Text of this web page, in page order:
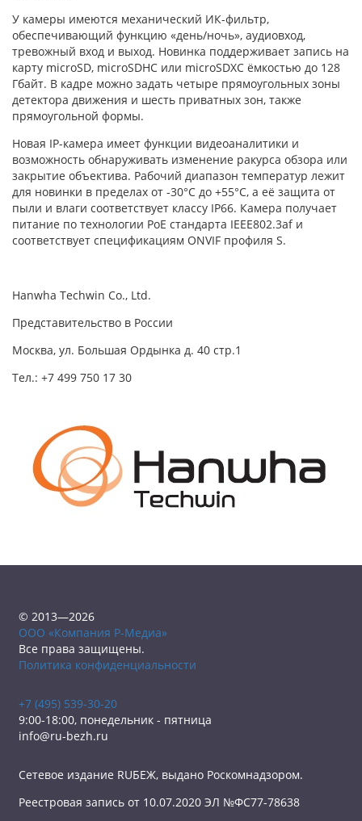
У камеры имеются механический ИК-фильтр,
обеспечивающий функцию «день/ночь», аудиовход,
тревожный вход и выход. Новинка поддерживает запись на
карту microSD, microSDHC или microSDXC ёмкостью до 128
Гбайт. В кадре можно задать четыре прямоугольных зоны
детектора движения и шесть приватных зон, также
прямоугольной формы.
Новая IP-камера имеет функции видеоаналитики и
возможность обнаруживать изменение ракурса обзора или
закрытие объектива. Рабочий диапазон температур лежит
для новинки в пределах от -30°C до +55°C, а её защита от
пыли и влаги соответствует классу IP66. Камера получает
питание по технологии PoE стандарта IEEE802.3af и
соответствует спецификациям ONVIF профиля S.
Hanwha Techwin Co., Ltd.
Представительство в России
Москва, ул. Большая Ордынка д. 40 стр.1
Тел.: +7 499 750 17 30
© 2013—2026
ООО «Компания Р-Медиа»
Все права защищены.
Политика конфиденциальности
+7 (495) 539-30-20
9:00-18:00, понедельник - пятница
info@ru-bezh.ru
Сетевое издание RUБЕЖ, выдано Роскомнадзором.
Реестровая запись от 10.07.2020 ЭЛ №ФС77-78638